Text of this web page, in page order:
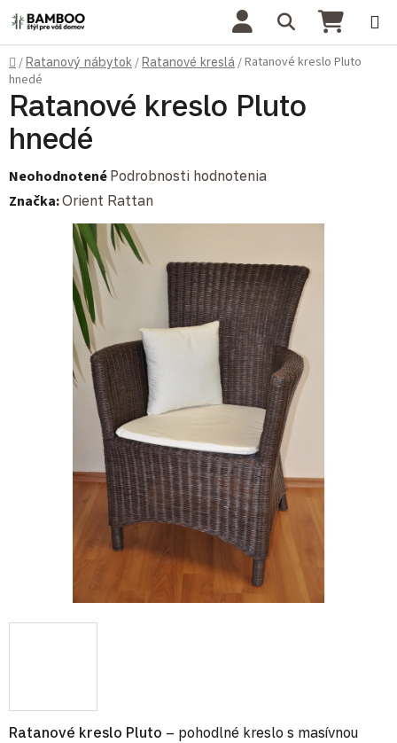
Prejsť na obsah Hľadať
Domov
/Ratanový nábytok /Ratanové kreslá /Ratanové kreslo Pluto
hnedé
Ratanové kreslo Pluto – pohodlné kreslo s masívnou
Ratanové kreslo Pluto
hnedé
Priemerné hodnotenie produktu je 0,0 z 5 hviezdičiek.
Neohodnotené Podrobnosti hodnotenia
Značka:Orient Rattan